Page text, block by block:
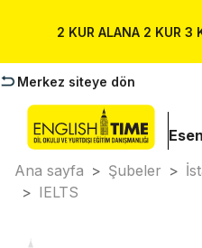
2 KUR ALANA 2 KUR 3
Merkez siteye dön
Ana sayfa > Şubeler >
> IELTS